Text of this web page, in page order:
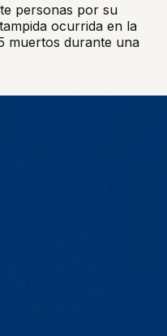
personas por su
ocurrida en la
muertos durante una